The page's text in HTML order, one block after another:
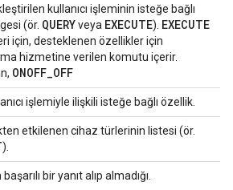
kullanıcı işleminin isteğe bağlı
(ör. QUERYveya EXECUTE). EXECUTE
için, desteklenen özellikler için
hizmetine verilen komutu içerir.
ONOFF_OFF
işlemiyle ilişkili isteğe bağlı özellik.
etkilenen cihaz türlerinin listesi (ör.
).
bir yanıt alıp almadığı.